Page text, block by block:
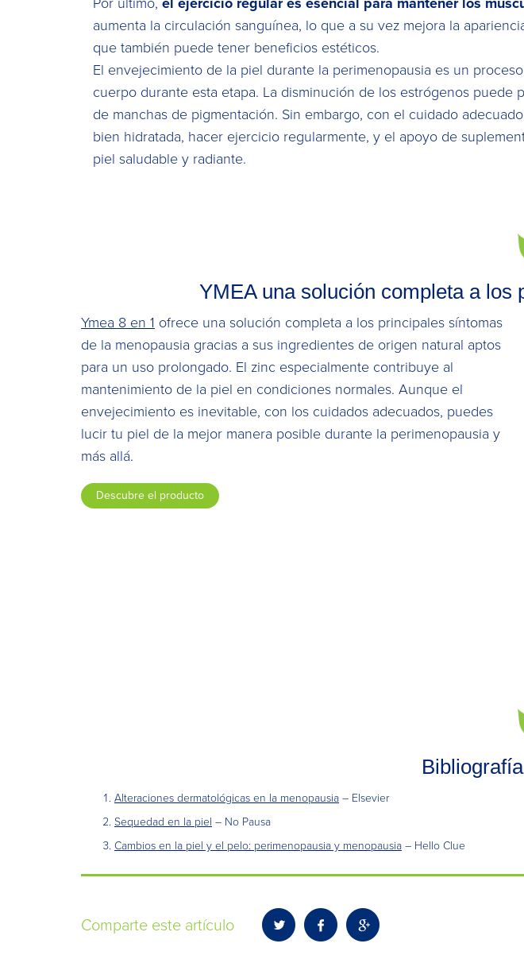
aumenta la circulación sanguínea, lo que a su vez mejora la
que también puede tener beneficios estéticos.
El envejecimiento de la piel durante la perimenopausia es un
cuerpo durante esta etapa. La disminución de los estrógenos
de manchas de pigmentación. Sin embargo, con el cuidado
bien hidratada, hacer ejercicio regularmente, y el apoyo de
piel saludable y radiante.
YMEA una solución completa a
Ymea 8 en 1 ofrece una solución completa a los principales síntomas
de la menopausia gracias a sus ingredientes de origen natural aptos
para un uso prolongado. El zinc especialmente contribuye al
mantenimiento de la piel en condiciones normales. Aunque el
envejecimiento es inevitable, con los cuidados adecuados, puedes
lucir tu piel de la mejor manera posible durante la perimenopausia y
más allá.
Descubre el producto
Alteraciones dermatológicas en la menopausia– Elsevier
Sequedad en la piel– No Pausa
Cambios en la piel y el pelo: perimenopausia y menopausia– Hello Clue
Comparte este artículo